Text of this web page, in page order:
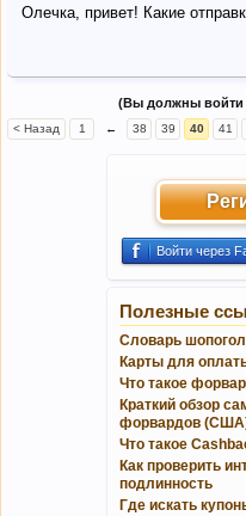
Олечка, привет! Какие
(Вы должны войти
< Назад 1 ← 38 39 40 41
Войти через
Полезные
Словарь
Карты для
Что такое
Краткий обзор
форвардов
Что такое
Как проверить
подлинность
Где искать